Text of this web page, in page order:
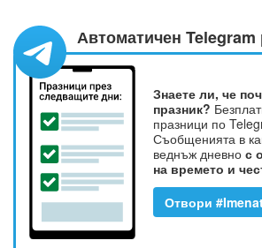
Автоматичен Telegram
Знаете ли, че
празник?
празници по
Съобщенията в
веднъж дневно с
на времето и
Отвори